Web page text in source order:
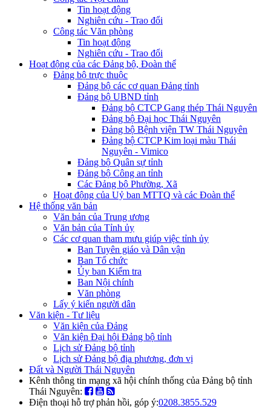
Tin hoạt động
Nghiên cứu - Trao đổi
Công tác Văn phòng
Tin hoạt động
Nghiên cứu - Trao đổi
Hoạt động của các Đảng bộ, Đoàn thể
Đảng bộ trực thuộc
Đảng bộ các cơ quan Đảng tỉnh
Đảng bộ UBND tỉnh
Đảng bộ CTCP Gang thép Thái Nguyên
Đảng bộ Đại học Thái Nguyên
Đảng bộ Bệnh viện TW Thái Nguyên
Đảng bộ CTCP Kim loại màu Thái
Nguyên - Vimico
Đảng bộ Quân sự tỉnh
Đảng bộ Công an tỉnh
Các Đảng bộ Phường, Xã
Hoạt động của Uỷ ban MTTQ và các Đoàn thể
Hệ thống văn bản
Văn bản của Trung ương
Văn bản của Tỉnh ủy
Các cơ quan tham mưu giúp việc tỉnh ủy
Ban Tuyên giáo và Dân vận
Ban Tổ chức
Ủy ban Kiểm tra
Ban Nội chính
Văn phòng
Lấy ý kiến người dân
Văn kiện - Tư liệu
Văn kiện của Đảng
Văn kiện Đại hội Đảng bộ tỉnh
Lịch sử Đảng bộ tỉnh
Lịch sử Đảng bộ địa phương, đơn vị
Đất và Người Thái Nguyên
Kênh thông tin mạng xã hội chính thống của Đảng bộ tỉnh
Thái Nguyên:
Điện thoại hỗ trợ phản hồi, góp ý:0208.3855.529